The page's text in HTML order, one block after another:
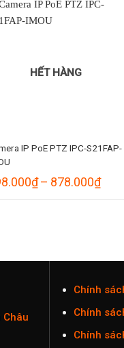
HẾT HÀNG
IP PoE PTZ IPC-S21FAP-
₫– 878.000₫
Châu
Chính
Chính
Chính